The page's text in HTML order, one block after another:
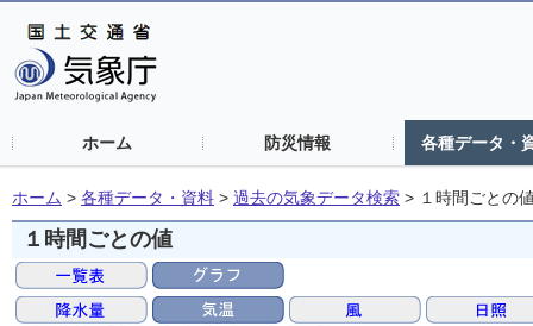
ホーム 防災情報 各種データ・
ホーム > 各種データ・資料 > 過去の気象データ検索 > １時間ごとの
１時間ごとの値